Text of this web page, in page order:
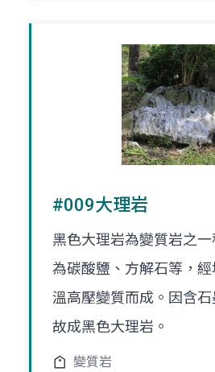
#009大理岩
黑色大理岩為變質岩之
為碳酸鹽、方解石等，
溫高壓變質而成。因含石
故成黑色大理岩。
變質岩